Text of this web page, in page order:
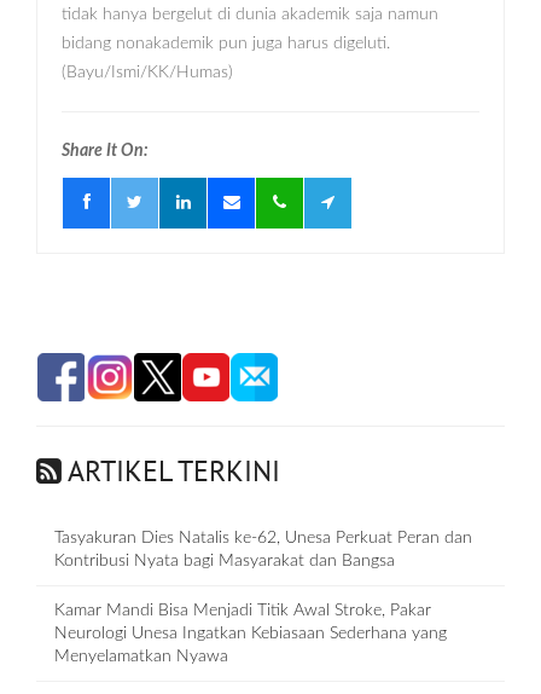
tidak hanya bergelut di dunia akademik saja namun
bidang nonakademik pun juga harus digeluti.
(Bayu/Ismi/KK/Humas)
Share It On:
ARTIKEL TERKINI
Tasyakuran Dies Natalis ke-62, Unesa Perkuat Peran dan
Kontribusi Nyata bagi Masyarakat dan Bangsa
Kamar Mandi Bisa Menjadi Titik Awal Stroke, Pakar
Neurologi Unesa Ingatkan Kebiasaan Sederhana yang
Menyelamatkan Nyawa